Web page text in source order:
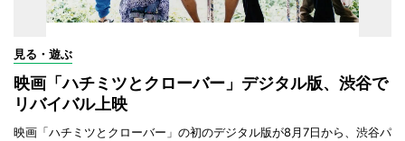
見る・遊ぶ
映画「ハチミツとクローバー」デジタル版、渋谷で
リバイバル上映
映画「ハチミツとクローバー」の初のデジタル版が8月7日から、渋谷パ